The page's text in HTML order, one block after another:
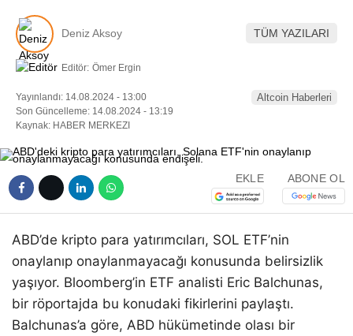
Deniz Aksoy TÜM YAZILARI
Editör: Ömer Ergin
Yayınlandı: 14.08.2024 - 13:00
Son Güncelleme: 14.08.2024 - 13:19
Kaynak: HABER MERKEZI
Altcoin Haberleri
EKLE ABONE OL
ABD’de kripto para yatırımcıları, SOL ETF’nin
onaylanıp onaylanmayacağı konusunda belirsizlik
yaşıyor. Bloomberg’in ETF analisti Eric Balchunas,
bir röportajda bu konudaki fikirlerini paylaştı.
Balchunas’a göre, ABD hükümetinde olası bir